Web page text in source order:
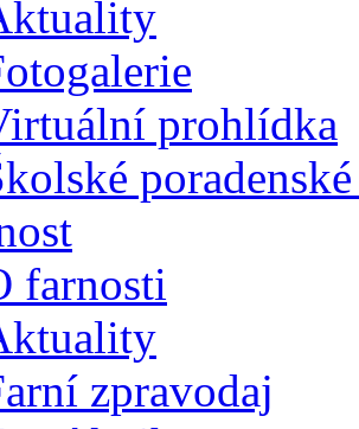
prohlídka
farnosti
zpravodaj